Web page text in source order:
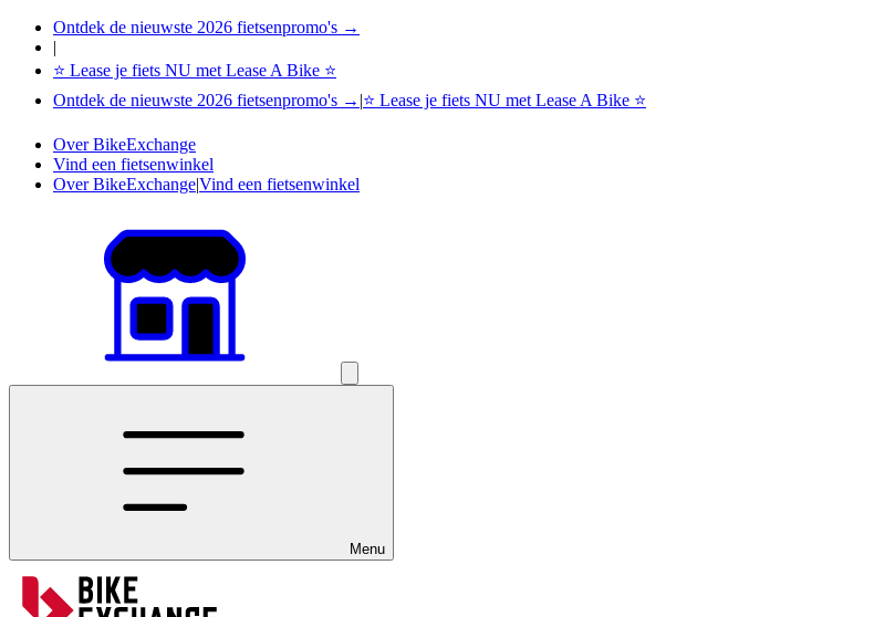
Ontdek de nieuwste 2026 fietsenpromo's →
|
⭐ Lease je fiets NU met Lease A Bike ⭐
Ontdek de nieuwste 2026 fietsenpromo's → |⭐ Lease je fiets NU met Lease A Bike ⭐
Over BikeExchange
Vind een fietsenwinkel
Over BikeExchange|Vind een fietsenwinkel
Menu